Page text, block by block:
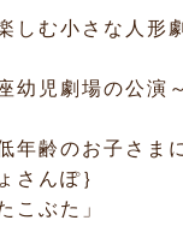
しむ小さな人形
幼児劇場の公演
年齢のお子さま
さんぽ｝
こぶた」